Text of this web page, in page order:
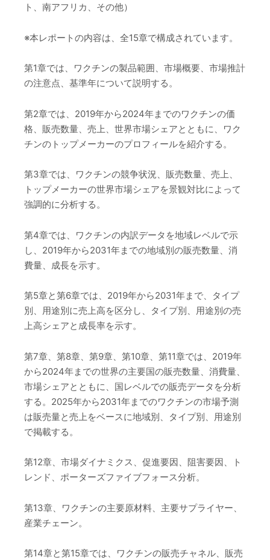
ト、南アフリカ、その他）
※本レポートの内容は、全15章で構成されています。
第1章では、ワクチンの製品範囲、市場概要、市場推計
の注意点、基準年について説明する。
第2章では、2019年から2024年までのワクチンの価
格、販売数量、売上、世界市場シェアとともに、ワク
チンのトップメーカーのプロフィールを紹介する。
第3章では、ワクチンの競争状況、販売数量、売上、
トップメーカーの世界市場シェアを景観対比によって
強調的に分析する。
第4章では、ワクチンの内訳データを地域レベルで示
し、2019年から2031年までの地域別の販売数量、消
費量、成長を示す。
第5章と第6章では、2019年から2031年まで、タイプ
別、用途別に売上高を区分し、タイプ別、用途別の売
上高シェアと成長率を示す。
第7章、第8章、第9章、第10章、第11章では、2019年
から2024年までの世界の主要国の販売数量、消費量、
市場シェアとともに、国レベルでの販売データを分析
する。2025年から2031年までのワクチンの市場予測
は販売量と売上をベースに地域別、タイプ別、用途別
で掲載する。
第12章、市場ダイナミクス、促進要因、阻害要因、ト
レンド、ポーターズファイブフォース分析。
第13章、ワクチンの主要原材料、主要サプライヤー、
産業チェーン。
第14章と第15章では、ワクチンの販売チャネル、販売